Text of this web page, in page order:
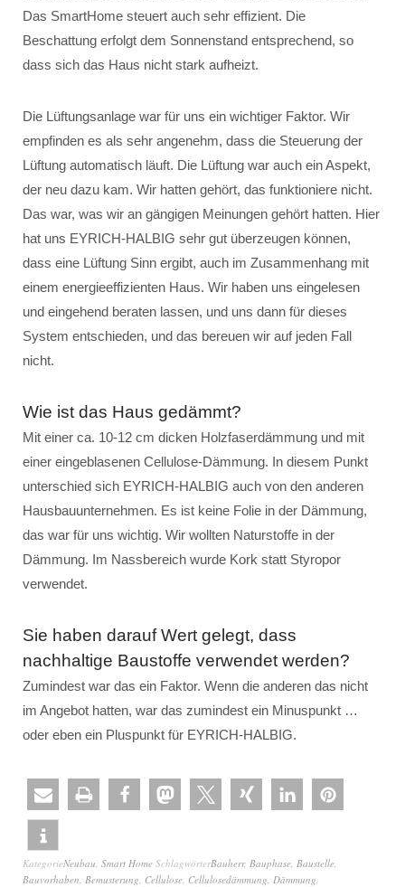
Das SmartHome steuert auch sehr effizient. Die
Beschattung erfolgt dem Sonnenstand entsprechend, so
dass sich das Haus nicht stark aufheizt.
Die Lüftungsanlage war für uns ein wichtiger Faktor. Wir
empfinden es als sehr angenehm, dass die Steuerung der
Lüftung automatisch läuft. Die Lüftung war auch ein Aspekt,
der neu dazu kam. Wir hatten gehört, das funktioniere nicht.
Das war, was wir an gängigen Meinungen gehört hatten. Hier
hat uns EYRICH-HALBIG sehr gut überzeugen können,
dass eine Lüftung Sinn ergibt, auch im Zusammenhang mit
einem energieeffizienten Haus. Wir haben uns eingelesen
und eingehend beraten lassen, und uns dann für dieses
System entschieden, und das bereuen wir auf jeden Fall
nicht.
Wie ist das Haus gedämmt?
Mit einer ca. 10-12 cm dicken Holzfaserdämmung und mit
einer eingeblasenen Cellulose-Dämmung. In diesem Punkt
unterschied sich EYRICH-HALBIG auch von den anderen
Hausbauunternehmen. Es ist keine Folie in der Dämmung,
das war für uns wichtig. Wir wollten Naturstoffe in der
Dämmung. Im Nassbereich wurde Kork statt Styropor
verwendet.
Sie haben darauf Wert gelegt, dass
nachhaltige Baustoffe verwendet werden?
Zumindest war das ein Faktor. Wenn die anderen das nicht
im Angebot hatten, war das zumindest ein Minuspunkt …
oder eben ein Pluspunkt für EYRICH-HALBIG.
KategorieNeubau Smart Home SchlagwörterBauherr, Bauphase Baustelle
Bauvorhaben Bemusterung Cellulose Cellulosedämmung Dämmung